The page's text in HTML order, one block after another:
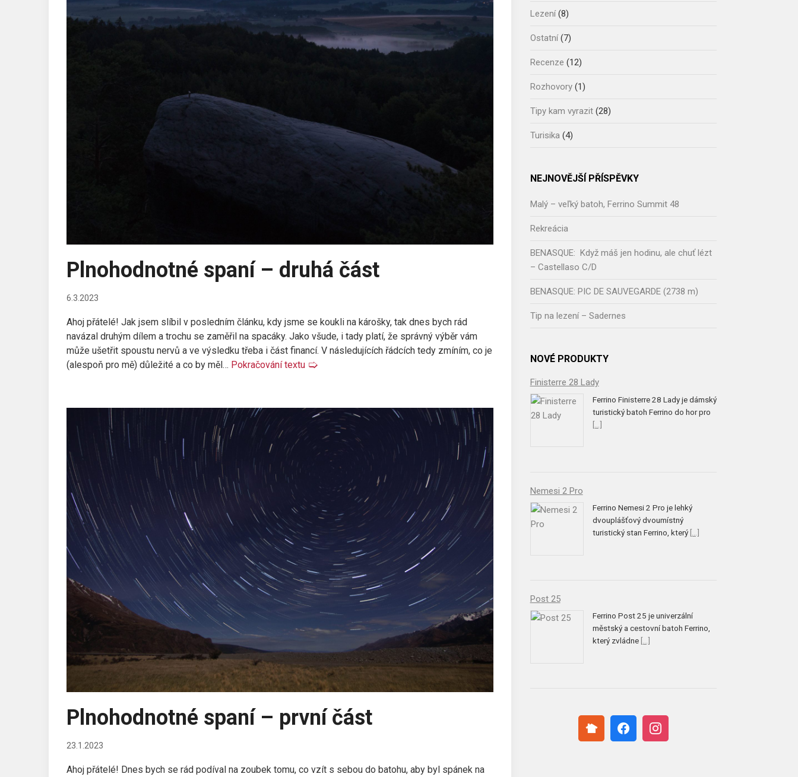
Plnohodnotné spaní – druhá část
6.3.2023
Ahoj přátelé! Jak jsem slíbil v posledním článku, kdy jsme se koukli na károšky, tak dnes bych rád
navázal druhým dílem a trochu se zaměřil na spacáky. Jako všude, i tady platí, že správný výběr vám
může ušetřit spoustu nervů a ve výsledku třeba i část financí. V následujících řádcích tedy zmíním, co je
(alespoň pro mě) důležité a co by měl… Pokračování textu 🢡
Plnohodnotné spaní – první část
23.1.2023
Ahoj přátelé! Dnes bych se rád podíval na zoubek tomu, co vzít s sebou do batohu, aby byl spánek na
Lezení(8)
Ostatní(7)
Recenze (12)
Rozhovory(1)
Tipy kam vyrazit(28)
Turisika(4)
NEJNOVĚJŠÍ PŘÍSPĚVKY
Malý – veľký batoh, Ferrino Summit 48
Rekreácia
BENASQUE: Když máš jen hodinu, ale chuť lézt
– Castellaso C/D
BENASQUE: PIC DE SAUVEGARDE (2738 m)
Tip na lezení – Sadernes
NOVÉ PRODUKTY
Finisterre 28 Lady
Ferrino Finisterre 28 Lady je dámský
turistický batoh Ferrino do hor pro
[...]
Nemesi 2 Pro
Ferrino Nemesi 2 Pro je lehký
dvouplášťový dvoumístný
turistický stan Ferrino, který [...]
Post 25
Ferrino Post 25 je univerzální
městský a cestovní batoh Ferrino,
který zvládne [...]